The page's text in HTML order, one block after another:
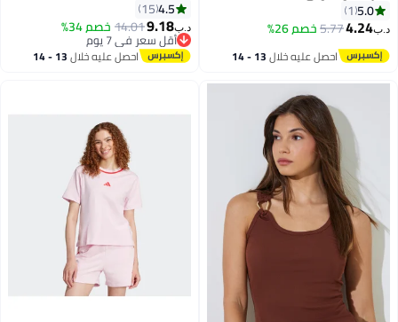
5.0
1
د.ب‏4.24
5.77خصم 26%
احصل عليه خلال 13 - 14
4.5
15
د.ب‏9.18
14.01خصم 34%
أقل سعر في 7 يوم
أقل سعر في 7 يوماحصل عليه خلال 13 - 14